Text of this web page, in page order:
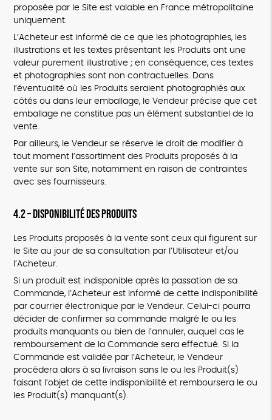
proposée par le Site est valable en France métropolitaine
uniquement.
L’Acheteur est informé de ce que les photographies, les
illustrations et les textes présentant les Produits ont une
valeur purement illustrative ; en conséquence, ces textes
et photographies sont non contractuelles. Dans
l’éventualité où les Produits seraient photographiés aux
côtés ou dans leur emballage, le Vendeur précise que cet
emballage ne constitue pas un élément substantiel de la
vente.
Par ailleurs, le Vendeur se réserve le droit de modifier à
tout moment l’assortiment des Produits proposés à la
vente sur son Site, notamment en raison de contraintes
avec ses fournisseurs.
4.2 – Disponibilité des Produits
Les Produits proposés à la vente sont ceux qui figurent sur
le Site au jour de sa consultation par l’Utilisateur et/ou
l’Acheteur.
Si un produit est indisponible après la passation de sa
Commande, l’Acheteur est informé de cette indisponibilité
par courrier électronique par le Vendeur. Celui-ci pourra
décider de confirmer sa commande malgré le ou les
produits manquants ou bien de l’annuler, auquel cas le
remboursement de la Commande sera effectué. Si la
Commande est validée par l’Acheteur, le Vendeur
procédera alors à sa livraison sans le ou les Produit(s)
faisant l’objet de cette indisponibilité et remboursera le ou
les Produit(s) manquant(s).